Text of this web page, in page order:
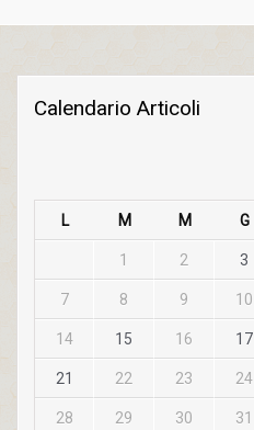
Calendario Articoli
L M M G
1 2 3
7 8 9 10
14 15 16 17
21 22 23 24
28 29 30 31